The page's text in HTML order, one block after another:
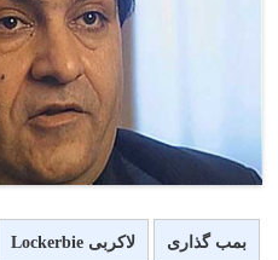
بمب گذاری لاکربی Lockerbie